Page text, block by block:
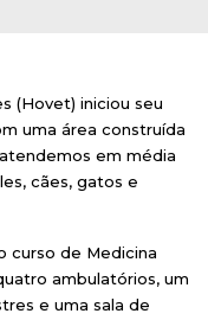
(Hovet) iniciou seu
uma área construída
em média
cães, gatos e
curso de Medicina
ambulatórios, um
e uma sala de